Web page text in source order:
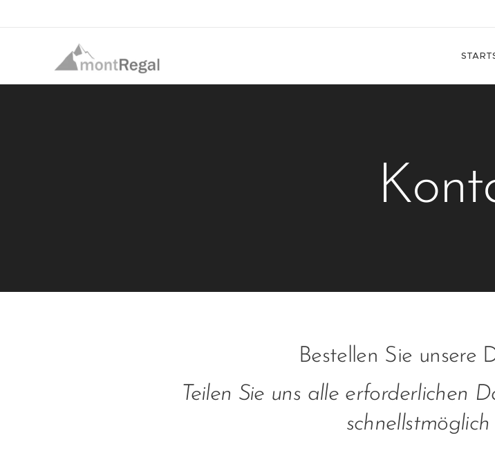
Bestellen Sie unsere
Teilen Sie uns alle erforderlichen